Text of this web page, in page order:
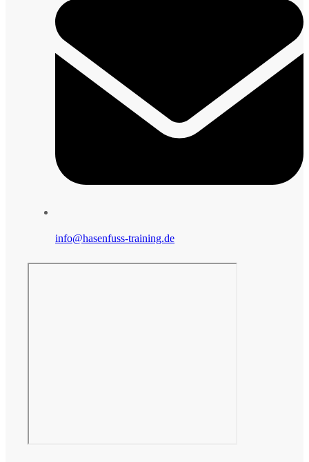
info@hasenfuss-training.de